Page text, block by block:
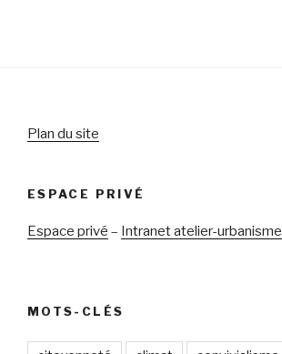
Plan du site
ESPACE PRIVÉ
Espace privé – Intranet atelier-urbanisme
MOTS-CLÉS